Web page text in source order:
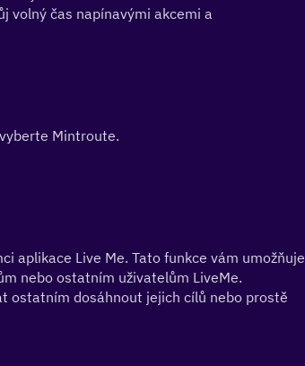
volný čas napínavými akcemi a
Mintroute.
aplikace Live Me. Tato funkce vám umožňuje
nebo ostatním uživatelům LiveMe.
ostatním dosáhnout jejich cílů nebo prostě